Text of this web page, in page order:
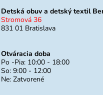
Detská obuv a detský textil
Stromová 36
831 01 Bratislava
Otváracia doba
Po -Pia: 10:00 - 18:00
So: 9:00 - 12:00
Ne: Zatvorené